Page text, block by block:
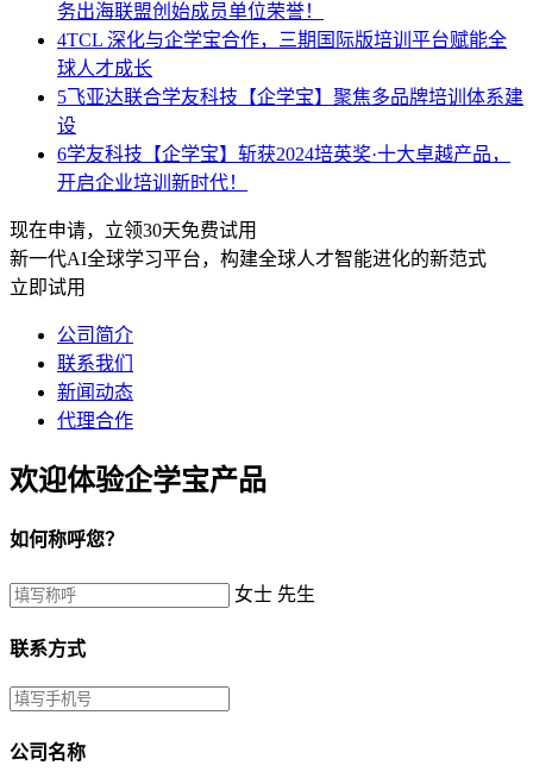
务出海联盟创始成员单位荣誉！
4TCL 深化与企学宝合作，三期国际版培训平台赋能全
球人才成长
5飞亚达联合学友科技【企学宝】聚焦多品牌培训体系建
设
6学友科技【企学宝】斩获2024培英奖·十大卓越产品，
开启企业培训新时代！
现在申请，立领30天免费试用
新一代AI全球学习平台，构建全球人才智能进化的新范式
立即试用
公司简介
联系我们
新闻动态
代理合作
欢迎体验企学宝产品
如何称呼您？
女士 先生
联系方式
公司名称